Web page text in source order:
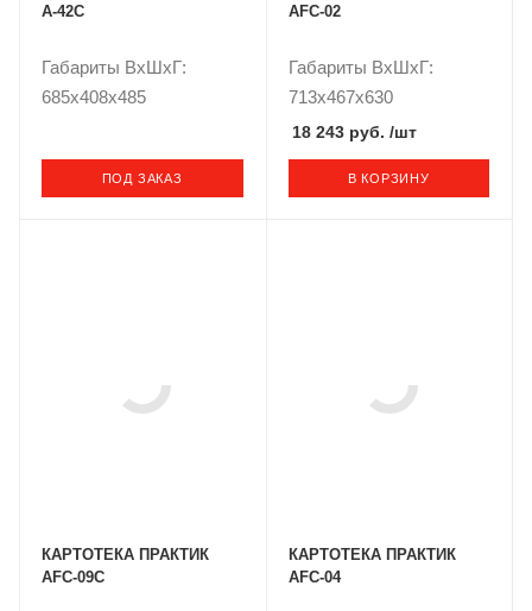
А-42С
Габариты ВxШxГ:
685x408x485
ПОД ЗАКАЗ
AFC-02
Габариты ВxШxГ:
713x467x630
18 243 руб. /шт
В КОРЗИНУ
КАРТОТЕКА ПРАКТИК
AFC-09C
КАРТОТЕКА ПРАКТИК
AFC-04